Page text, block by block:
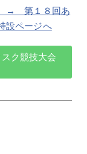
→ 第１８回あ
設ページへ
ク競技大会